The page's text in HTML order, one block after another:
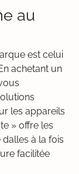
au
est celui
achetant un
les appareils
» offre les
à la fois
facilitée